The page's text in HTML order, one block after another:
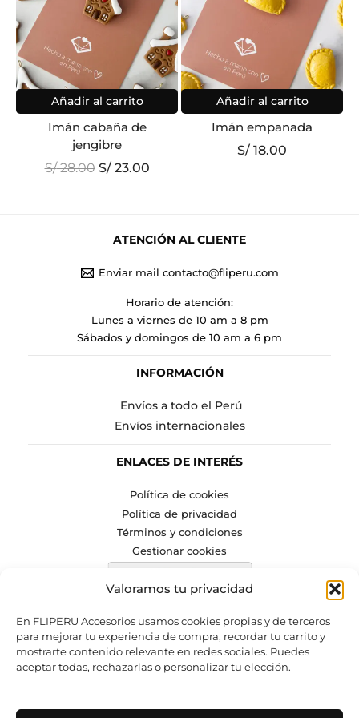
Valoramos tu privacidad
En FLIPERU Accesorios usamos cookies propias y de terceros
para mejorar tu experiencia de compra, recordar tu carrito y
mostrarte contenido relevante en redes sociales. Puedes
aceptar todas, rechazarlas o personalizar tu elección.
Añadir al carrito
Imán cabaña de
jengibre
S/28.00 El
S/ 28.00.
S/23.00El
S/ 23.00.
Añadir al carrito
Imán empanada
S/ 18.00
ATENCIÓN AL CLIENTE
Enviar mail contacto@fliperu.com
Horario de atención:
Lunes a viernes de 10 am a 8 pm
Sábados y domingos de 10 am a 6 pm
INFORMACIÓN
Envíos a todo el Perú
Envíos internacionales
ENLACES DE INTERÉS
Política de cookies
Política de privacidad
Términos y condiciones
Gestionar cookies